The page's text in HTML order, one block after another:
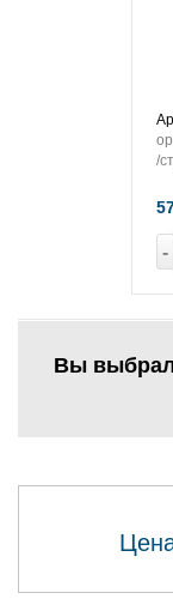
/
-
Вы